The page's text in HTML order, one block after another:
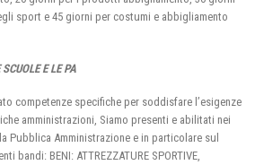
sport e 45 giorni per costumi e abbigliamento
E LE PA
competenze specifiche per soddisfare l’esigenze
amministrazioni, Siamo presenti e abilitati nei
Pubblica Amministrazione e in particolare sul
bandi: BENI: ATTREZZATURE SPORTIVE,